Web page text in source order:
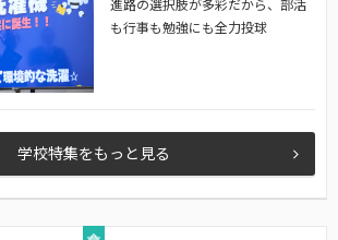
も行事も勉強にも全力投球
学校特集をもっと見る